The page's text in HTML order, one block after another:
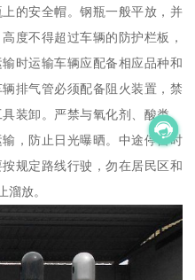
的安全帽。钢瓶一般平放，并
度不得超过车辆的防护栏板，
时运输车辆应配备相应品种和
排气管必须配备阻火装置，禁
装卸。严禁与氧化剂、酸类、
，防止日光曝晒。中途停留时
规定路线行驶，勿在居民区和
溜放。